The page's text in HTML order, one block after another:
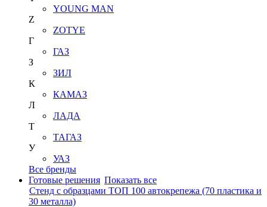
YOUNG MAN
Z
ZOTYE
Г
ГАЗ
З
ЗИЛ
К
КАМАЗ
Л
ЛАДА
Т
ТАГАЗ
У
УАЗ
Все бренды
Готовые решения Показать все
Стенд с образцами ТОП 100 автокрепежа (70 пластика и
30 металла)